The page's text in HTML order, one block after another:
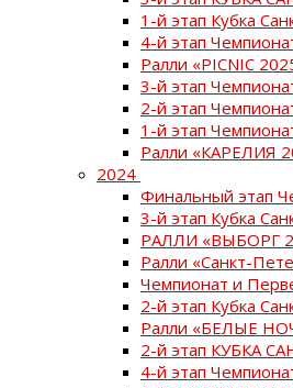
1-й этап Кубка
4-й этап
Ралли «PICNIC
3-й этап
2-й этап
1-й этап
Ралли «КАРЕЛИЯ
2024
Финальный этап
3-й этап Кубка
РАЛЛИ «ВЫБОРГ
Ралли «Санкт-
Чемпионат и
2-й этап Кубка
Ралли «БЕЛЫЕ
2-й этап КУБКА
4-й этап